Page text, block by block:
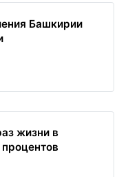
Башкирии
жизни в